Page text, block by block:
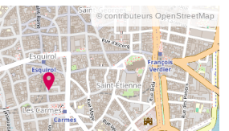
© contributeurs OpenStreetMap